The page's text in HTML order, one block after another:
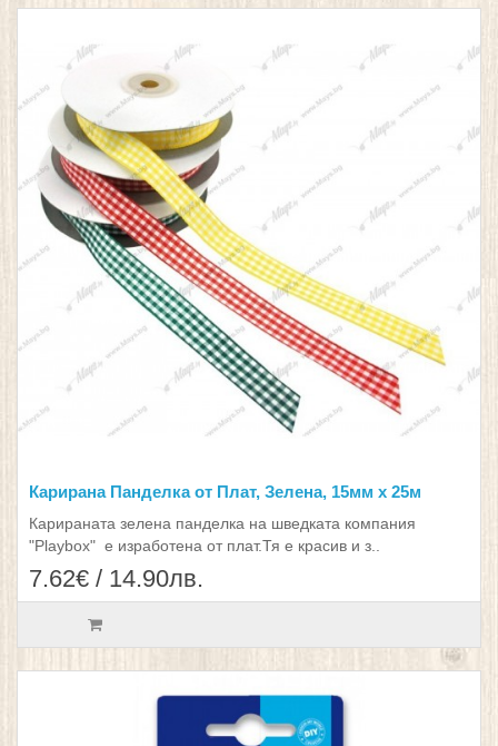
Карирана Панделка от Плат, Зелена, 15мм х 25м
Карираната зелена панделка на шведката компания
"Playbox" е изработена от плат.Тя е красив и з..
7.62€ / 14.90лв.